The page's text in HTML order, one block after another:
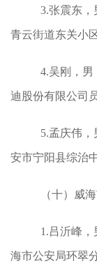
3.张震东，
青云街道东关小
4.吴刚，男
迪股份有限公司
5.孟庆伟
安市宁阳县综治
（十）威
1.吕沂峰
海市公安局环翠